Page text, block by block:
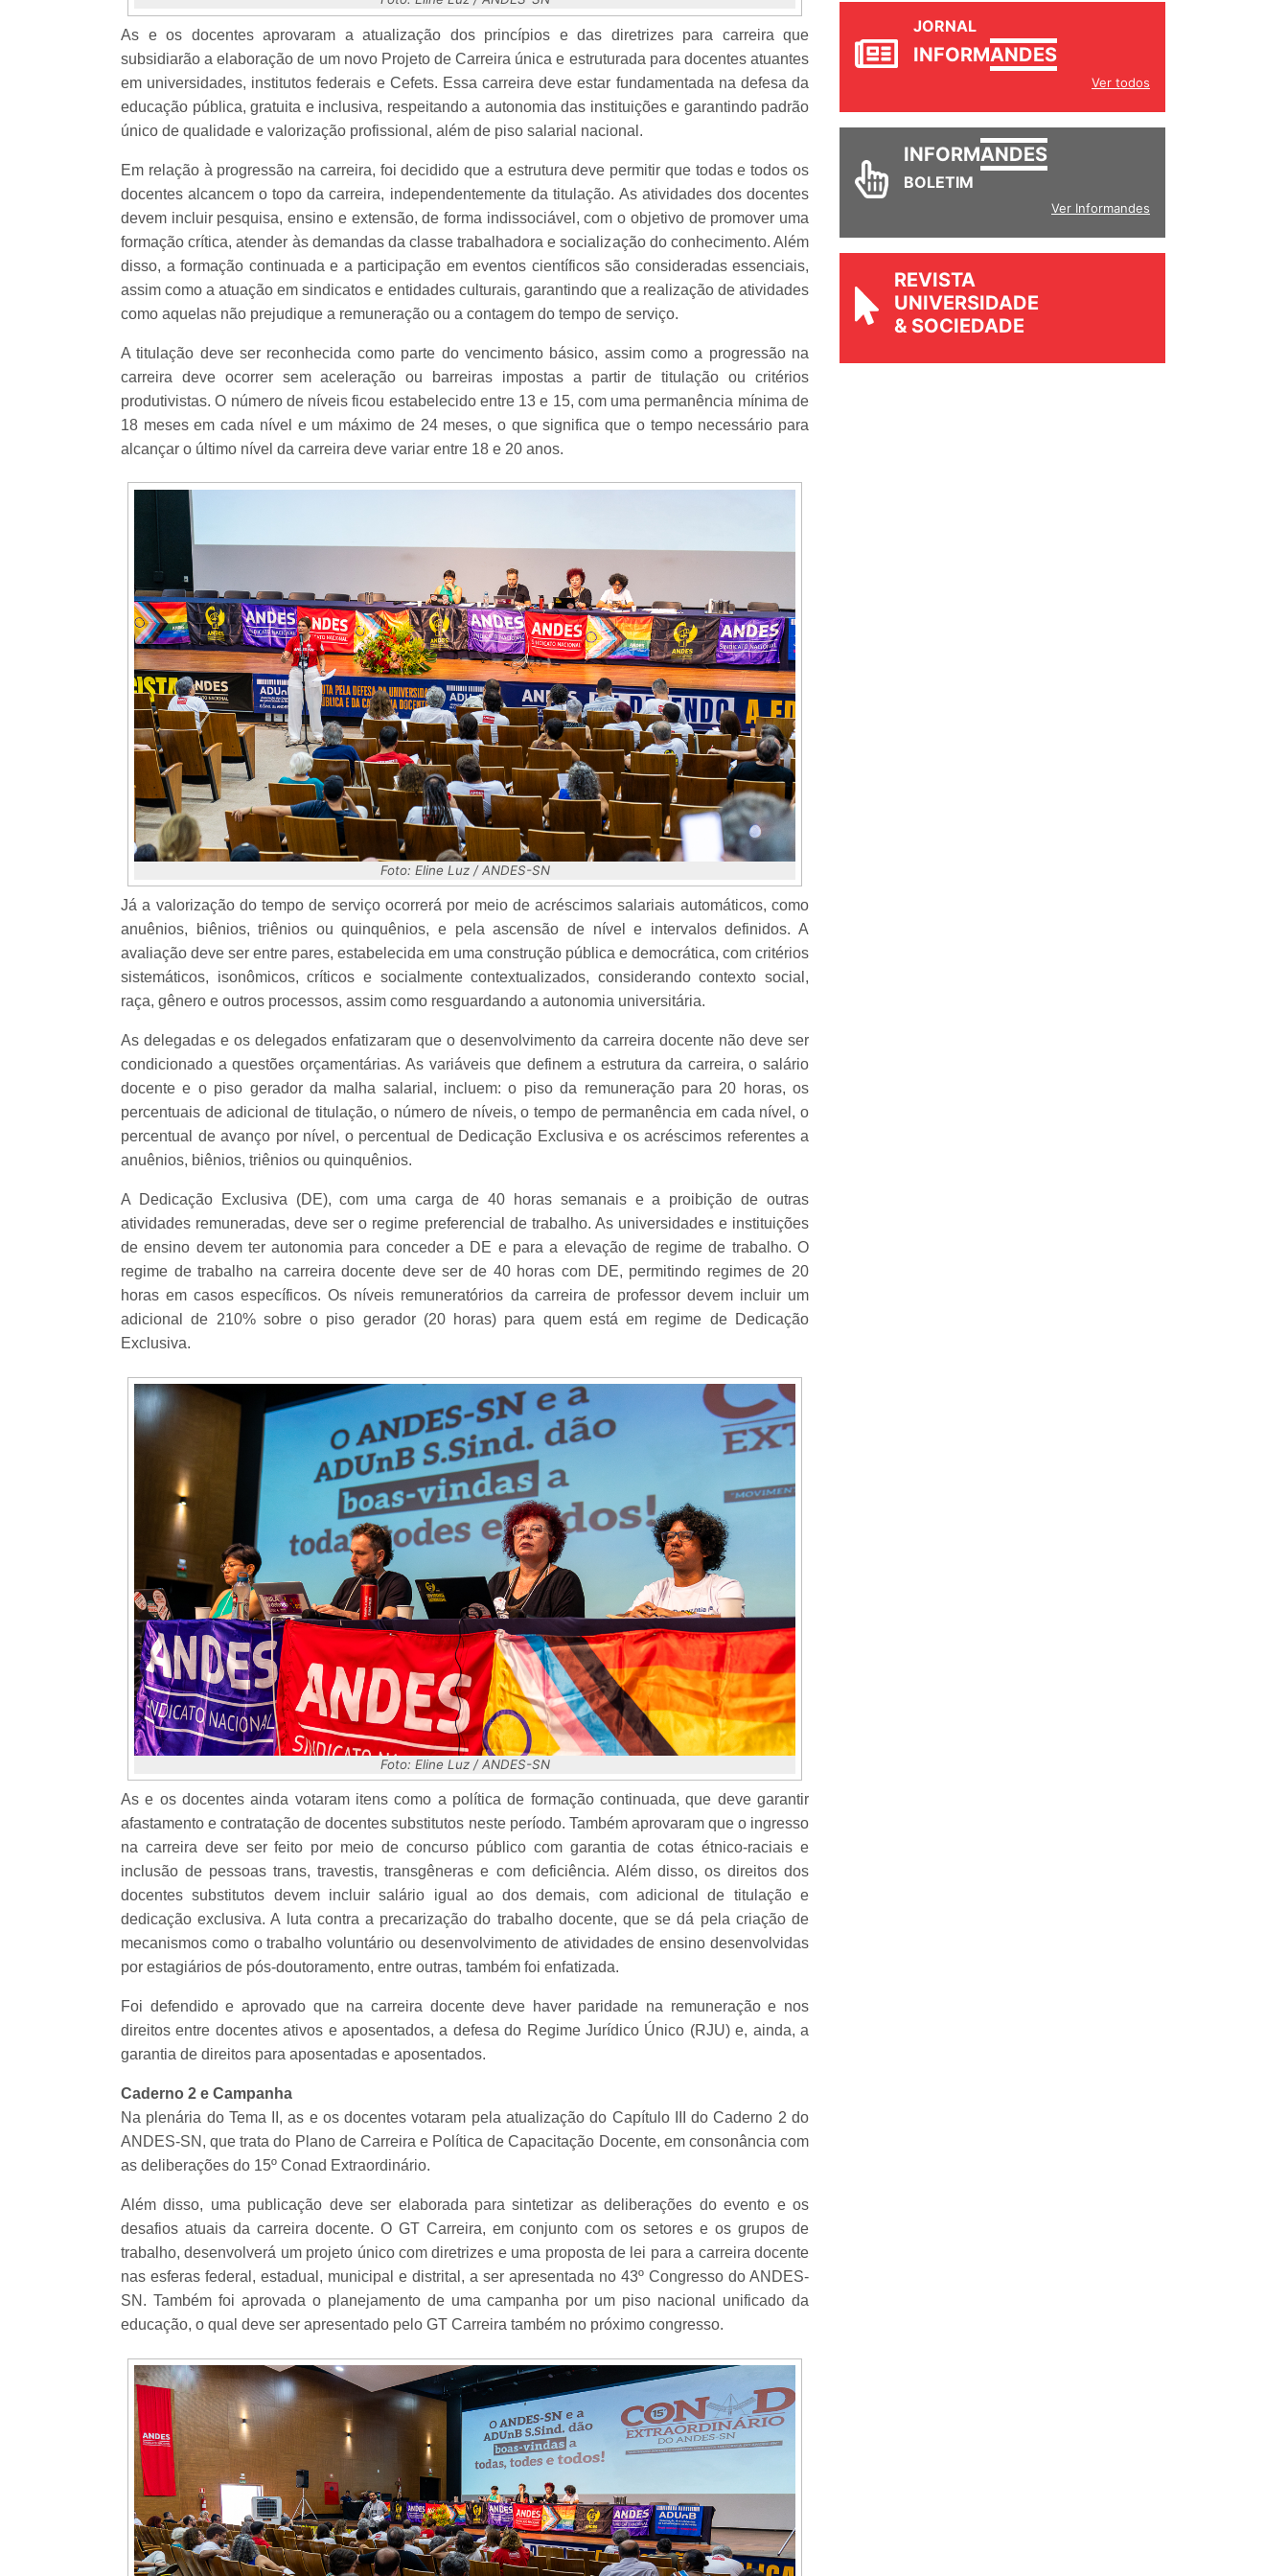
As e os docentes aprovaram a atualização dos princípios e das diretrizes para carreira que
subsidiarão a elaboração de um novo Projeto de Carreira única e estruturada para docentes atuantes
em universidades, institutos federais e Cefets. Essa carreira deve estar fundamentada na defesa da
educação pública, gratuita e inclusiva, respeitando a autonomia das instituições e garantindo padrão
único de qualidade e valorização profissional, além de piso salarial nacional.
Em relação à progressão na carreira, foi decidido que a estrutura deve permitir que todas e todos os
docentes alcancem o topo da carreira, independentemente da titulação. As atividades dos docentes
devem incluir pesquisa, ensino e extensão, de forma indissociável, com o objetivo de promover uma
formação crítica, atender às demandas da classe trabalhadora e socialização do conhecimento. Além
disso, a formação continuada e a participação em eventos científicos são consideradas essenciais,
assim como a atuação em sindicatos e entidades culturais, garantindo que a realização de atividades
como aquelas não prejudique a remuneração ou a contagem do tempo de serviço.
A titulação deve ser reconhecida como parte do vencimento básico, assim como a progressão na
carreira deve ocorrer sem aceleração ou barreiras impostas a partir de titulação ou critérios
produtivistas. O número de níveis ficou estabelecido entre 13 e 15, com uma permanência mínima de
18 meses em cada nível e um máximo de 24 meses, o que significa que o tempo necessário para
alcançar o último nível da carreira deve variar entre 18 e 20 anos.
Foto: Eline Luz / ANDES-SN
Já a valorização do tempo de serviço ocorrerá por meio de acréscimos salariais automáticos, como
anuênios, biênios, triênios ou quinquênios, e pela ascensão de nível e intervalos definidos. A
avaliação deve ser entre pares, estabelecida em uma construção pública e democrática, com critérios
sistemáticos, isonômicos, críticos e socialmente contextualizados, considerando contexto social,
raça, gênero e outros processos, assim como resguardando a autonomia universitária.
As delegadas e os delegados enfatizaram que o desenvolvimento da carreira docente não deve ser
condicionado a questões orçamentárias. As variáveis que definem a estrutura da carreira, o salário
docente e o piso gerador da malha salarial, incluem: o piso da remuneração para 20 horas, os
percentuais de adicional de titulação, o número de níveis, o tempo de permanência em cada nível, o
percentual de avanço por nível, o percentual de Dedicação Exclusiva e os acréscimos referentes a
anuênios, biênios, triênios ou quinquênios.
A Dedicação Exclusiva (DE), com uma carga de 40 horas semanais e a proibição de outras
atividades remuneradas, deve ser o regime preferencial de trabalho. As universidades e instituições
de ensino devem ter autonomia para conceder a DE e para a elevação de regime de trabalho. O
regime de trabalho na carreira docente deve ser de 40 horas com DE, permitindo regimes de 20
horas em casos específicos. Os níveis remuneratórios da carreira de professor devem incluir um
adicional de 210% sobre o piso gerador (20 horas) para quem está em regime de Dedicação
Exclusiva.
Foto: Eline Luz / ANDES-SN
As e os docentes ainda votaram itens como a política de formação continuada, que deve garantir
afastamento e contratação de docentes substitutos neste período. Também aprovaram que o ingresso
na carreira deve ser feito por meio de concurso público com garantia de cotas étnico-raciais e
inclusão de pessoas trans, travestis, transgêneras e com deficiência. Além disso, os direitos dos
docentes substitutos devem incluir salário igual ao dos demais, com adicional de titulação e
dedicação exclusiva. A luta contra a precarização do trabalho docente, que se dá pela criação de
mecanismos como o trabalho voluntário ou desenvolvimento de atividades de ensino desenvolvidas
por estagiários de pós-doutoramento, entre outras, também foi enfatizada.
Foi defendido e aprovado que na carreira docente deve haver paridade na remuneração e nos
direitos entre docentes ativos e aposentados, a defesa do Regime Jurídico Único (RJU) e, ainda, a
garantia de direitos para aposentadas e aposentados.
Caderno 2 e Campanha
Na plenária do Tema II, as e os docentes votaram pela atualização do Capítulo III do Caderno 2 do
ANDES-SN, que trata do Plano de Carreira e Política de Capacitação Docente, em consonância com
as deliberações do 15º Conad Extraordinário.
Além disso, uma publicação deve ser elaborada para sintetizar as deliberações do evento e os
desafios atuais da carreira docente. O GT Carreira, em conjunto com os setores e os grupos de
trabalho, desenvolverá um projeto único com diretrizes e uma proposta de lei para a carreira docente
nas esferas federal, estadual, municipal e distrital, a ser apresentada no 43º Congresso do ANDES-
SN. Também foi aprovada o planejamento de uma campanha por um piso nacional unificado da
educação, o qual deve ser apresentado pelo GT Carreira também no próximo congresso.
JORNAL
INFORMANDES
Ver todos
INFORMANDES
BOLETIM
Ver Informandes
REVISTA
UNIVERSIDADE
& SOCIEDADE